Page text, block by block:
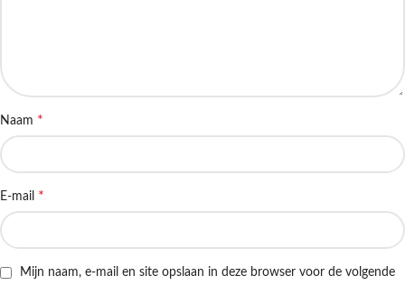
Naam *
E-mail *
Mijn naam, e-mail en site opslaan in deze browser voor de volgende